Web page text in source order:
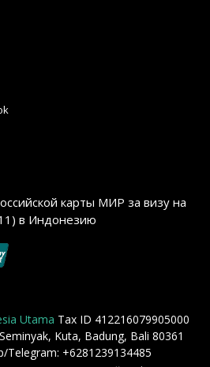
Utama Tax ID 412216079905000
Kuta, Badung, Bali 80361
Telegram: +6281239134485